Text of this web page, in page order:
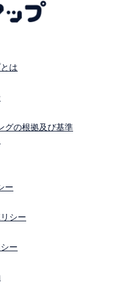
は
グの根拠及び基準
ー
シー
ー